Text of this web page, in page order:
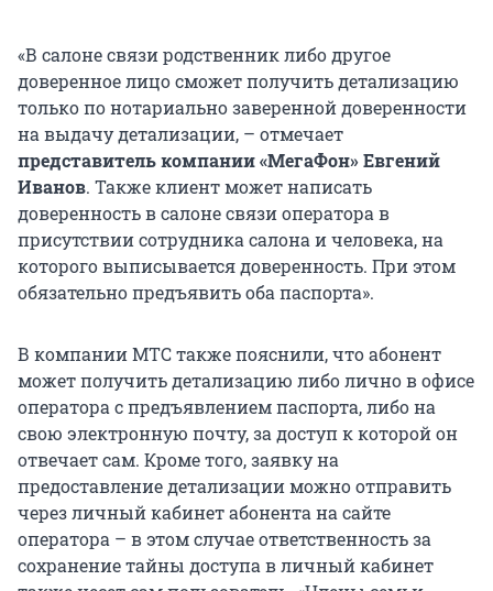
«В салоне связи родственник либо другое
доверенное лицо сможет получить детализацию
только по нотариально заверенной доверенности
на выдачу детализации, – отмечает
представитель компании «МегаФон» Евгений
Иванов. Также клиент может написать
доверенность в салоне связи оператора в
присутствии сотрудника салона и человека, на
которого выписывается доверенность. При этом
обязательно предъявить оба паспорта».
В компании МТС также пояснили, что абонент
может получить детализацию либо лично в офисе
оператора с предъявлением паспорта, либо на
свою электронную почту, за доступ к которой он
отвечает сам. Кроме того, заявку на
предоставление детализации можно отправить
через личный кабинет абонента на сайте
оператора – в этом случае ответственность за
сохранение тайны доступа в личный кабинет